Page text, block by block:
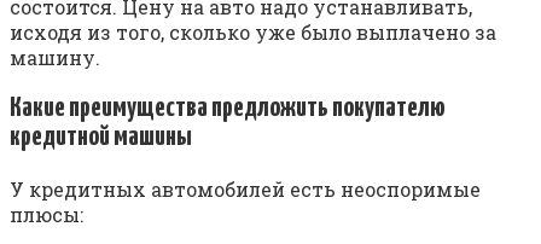
состоится. Цену на авто надо устанавливать,
исходя из того, сколько уже было выплачено за
машину.
Какие преимущества предложить покупателю
кредитной машины
У кредитных автомобилей есть неоспоримые
плюсы: